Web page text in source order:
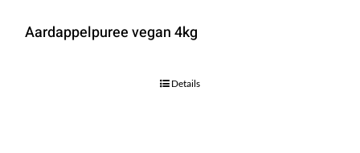
Aardappelpuree vegan 4kg
Details